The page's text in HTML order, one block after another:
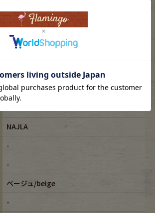
感はあるがダメージの少ない商品
などございますが、まだまだご愛用していただけます。
解の上ご注文よろしくお願いします。
います。
NAJLA
-
-
ベージュ/beige
-